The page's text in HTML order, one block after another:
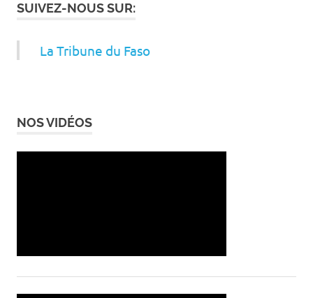
SUIVEZ-NOUS SUR:
La Tribune du Faso
NOS VIDÉOS